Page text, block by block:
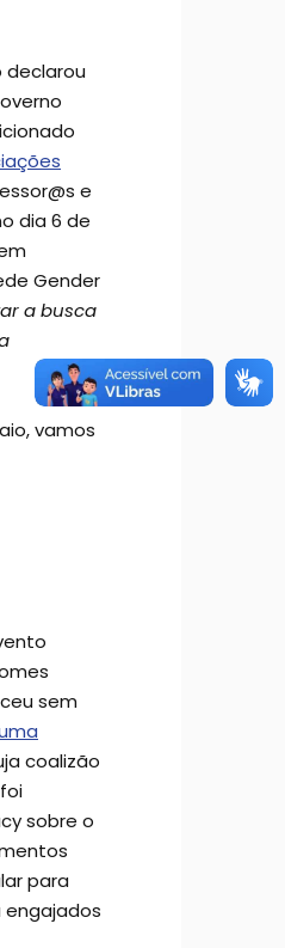
declarou
e
dia 6 de
Gender
a busca
vamos
sem
coalizão
sobre o
para